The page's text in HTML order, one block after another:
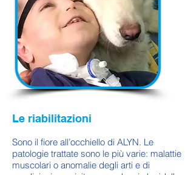
Le riabilitazioni
Sono il fiore all’occhiello di ALYN. Le
patologie trattate sono le più varie: malattie
muscolari o anomalie degli arti e di